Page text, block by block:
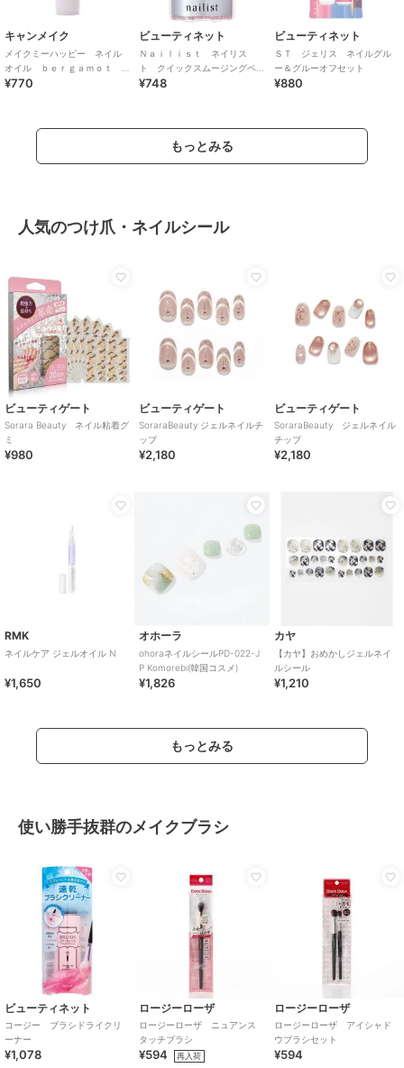
キャンメイク
メイクミーハッピー ネイル
オイル ｂｅｒｇａｍｏｔ
ｊａｓｍｉｎｅ
¥770
ビューティネット
Ｎａｉｌｉｓｔ ネイリス
ト クイックスムージングベ
ース
¥748
ビューティネット
ＳＴ ジェリス ネイルグル
ー＆グルーオフセット
¥880
もっとみる
人気のつけ爪・ネイルシール
ビューティゲート
Sorara Beauty ネイル粘着グ
ミ
¥980
ビューティゲート
SoraraBeauty ジェルネイルチ
ップ
¥2,180
ビューティゲート
SoraraBeauty ジェルネイル
チップ
¥2,180
RMK
ネイルケア ジェルオイル N
¥1,650
オホーラ
ohoraネイルシールPD-022-J
P Komorebi(韓国コスメ)
¥1,826
カヤ
【カヤ】おめかしジェルネイ
ルシール
¥1,210
もっとみる
使い勝手抜群のメイクブラシ
ビューティネット
コージー ブラシドライクリ
ーナー
¥1,078
ロージーローザ
ロージーローザ ニュアンス
タッチブラシ
¥594 再入荷
ロージーローザ
ロージーローザ アイシャド
ウブラシセット
¥594